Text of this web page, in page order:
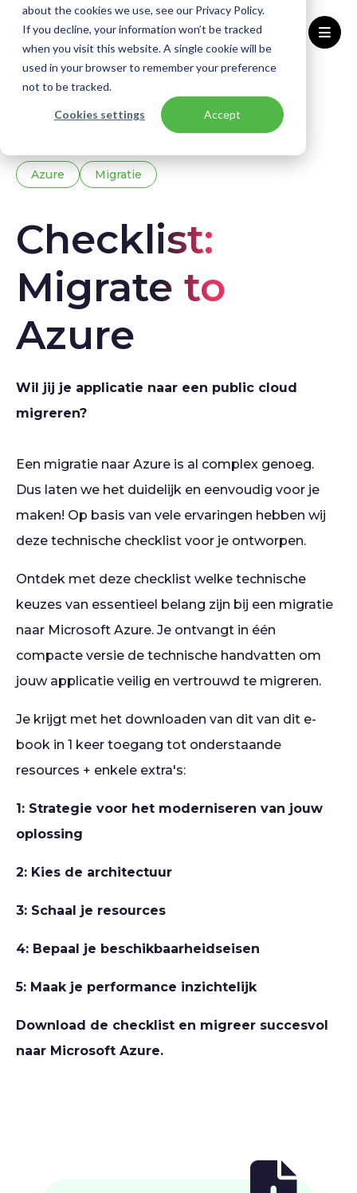
about the cookies we use, see our Privacy Policy.
If you decline, your information won’t be tracked
when you visit this website. A single cookie will be
used in your browser to remember your preference
not to be tracked.
Cookies settings Accept
Home Kennisbank
Downloads
Azure Migratie
Checklist:
Migrate to
Azure
Wil jij je applicatie naar een public cloud
migreren?
Een migratie naar Azure is al complex genoeg.
Dus laten we het duidelijk en eenvoudig voor je
maken! Op basis van vele ervaringen hebben wij
deze technische checklist voor je ontworpen.
Ontdek met deze checklist welke technische
keuzes van essentieel belang zijn bij een migratie
naar Microsoft Azure. Je ontvangt in één
compacte versie de technische handvatten om
jouw applicatie veilig en vertrouwd te migreren.
Je krijgt met het downloaden van dit van dit e-
book in 1 keer toegang tot onderstaande
resources + enkele extra's:
1: Strategie voor het moderniseren van jouw
oplossing
2: Kies de architectuur
3: Schaal je resources
4: Bepaal je beschikbaarheidseisen
5: Maak je performance inzichtelijk
Download de checklist en migreer succesvol
naar Microsoft Azure.